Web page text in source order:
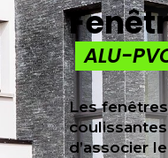
ALU-
Les
d’associer